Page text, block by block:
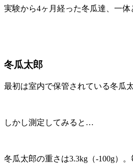
実験から4ヶ月経った冬瓜達、一
冬瓜太郎
最初は室内で保管されている冬瓜
しかし測定してみると…
冬瓜太郎の重さは3.3kg（-100g）